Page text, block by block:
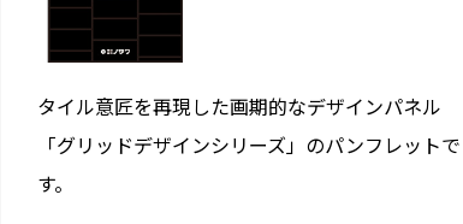
タイル意匠を再現した画期的なデザインパネル
「グリッドデザインシリーズ」のパンフレットで
す。